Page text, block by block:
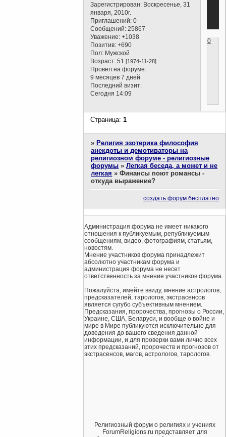
Зарегистрирован: Воскресенье, 31
января, 2010г.
Приглашений: 0
Сообщений: 25867
Уважение: +1038
Позитив: +690
Пол: Мужской
Возраст: 51[1974-11-28]
Провел на форуме:
9 месяцев 7 дней
Последний визит:
Сегодня 14:09
0
Страница:1
» Религия эзотерика философия
анекдоты и демотиваторы на
религиозном форуме - религиозные
форумы »Легкая беседа, а может и не
легкая »Финансы поют романсы -
откуда выражение?
создать форум бесплатно
Администрация форума не имеет никакого
отношения к публикуемым, републикуемым
сообщениям, видео, фотографиям, статьям,
новостям.
Мнение участников форума принадлежит
абсолютно участникам форума и
администрация форума не несет
ответственность за мнение участников форума.
Пожалуйста, имейте ввиду, мнение астрологов,
предсказателей, тарологов, экстрасенсов
является сугубо субъективным мнением.
Предсказания, пророчества, прогнозы о России,
Украине, США, Беларуси, и вообще о войне и
мире в Мире публикуются исключительно для
доведения до вашего сведения данной
информации, и для проверки вами лично всех
этих предсказаний, пророчеств и прогнозов от
экстрасенсов, магов, астрологов, тарологов.
Религиозный форум о религиях и учениях
ForumReligions.ru представляет для